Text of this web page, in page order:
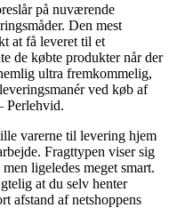
på nuværende
Den mest
at få leveret til et
de købte produkter når der
ultra fremkommelig,
ved køb af
Perlehvid.
varerne til levering hjem
Fragttypen viser sig
ligeledes meget smart.
at du selv henter
afstand af netshoppens